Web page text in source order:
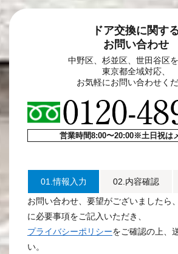
ドア交換に関す
お問い合わせ
中野区、杉並区、世田谷区
東京都全域対応、
お気軽にお問い合わせく
営業時間8:00〜20:00※土日祝は
01.情報入力 02.内容確認
お問い合わせ、要望がございましたら
に必要事項をご記入いただき、
プライバシーポリシーをご確認の上、
い。